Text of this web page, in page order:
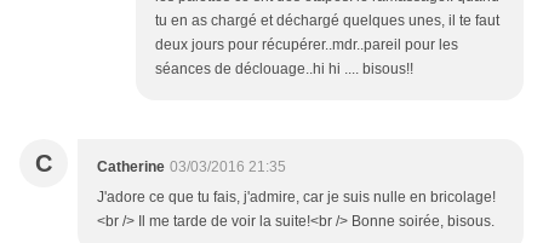
tu en as chargé et déchargé quelques unes, il te faut
deux jours pour récupérer..mdr..pareil pour les
séances de déclouage..hi hi .... bisous!!
C Catherine 03/03/2016 21:35
J'adore ce que tu fais, j'admire, car je suis nulle en bricolage!
<br /> Il me tarde de voir la suite!<br /> Bonne soirée, bisous.